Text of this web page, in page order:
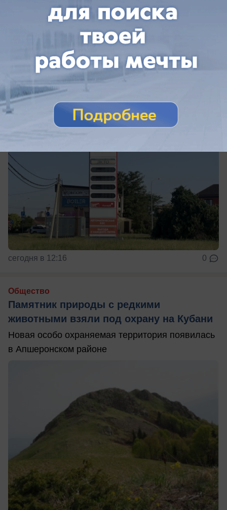
«Сезон закончится – бензин будет»:
краснодарцы опять встали в очереди за
Краснодарцы рассказали, что происходит на
сегодня в 12:16 0
Общество
Памятник природы с редкими
животными взяли под охрану на Кубани
Новая особо охраняемая территория появилась
в Апшеронском районе